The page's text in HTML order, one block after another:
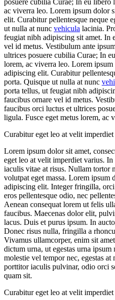
ac viverra leo. Lorem ipsum dolor
elit. Curabitur pellentesque neque
ut nulla at nunc vehicula lacinia.
feugiat nibh adipiscing sit amet. In
vel id metus. Vestibulum ante
ultrices posuere cubilia Curae; In
lorem, ac viverra leo. Lorem ipsum
adipiscing elit. Curabitur
porta. Quisque ut nulla at nunc
porta tellus, ut feugiat nibh
faucibus ornare vel id metus.
faucibus orci luctus et ultrices
ligula. Fusce eget metus lorem, ac
Curabitur eget leo at velit
Lorem ipsum dolor sit amet,
eget leo at velit imperdiet varius.
iaculis vitae at risus. Nullam tortor
volutpat eget massa. Lorem ipsum
adipiscing elit. Integer fringilla,
eros pellentesque odio, nec
Aenean consequat lorem ut felis
faucibus. Maecenas dolor elit,
lacus. Duis et purus ipsum. In
Donec risus nulla, fringilla a
Vivamus ullamcorper, enim sit
dictum urna, ut egestas urna
molestie vel tempor nec, egestas
porttitor iaculis pulvinar, odio orci
quam sit.
Curabitur eget leo at velit